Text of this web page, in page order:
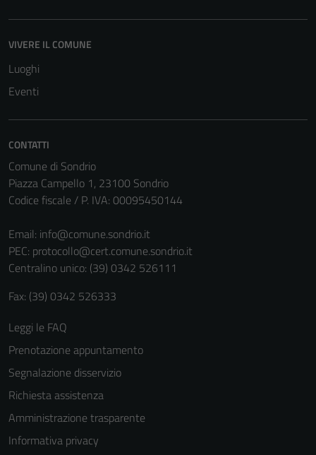
VIVERE IL COMUNE
Luoghi
Eventi
CONTATTI
Comune di Sondrio
Piazza Campello 1, 23100 Sondrio
Codice fiscale / P. IVA: 00095450144
Email: info@comune.sondrio.it
PEC: protocollo@cert.comune.sondrio.it
Centralino unico: (39) 0342 526111
Fax: (39) 0342 526333
Leggi le FAQ
Prenotazione appuntamento
Segnalazione disservizio
Richiesta assistenza
Amministrazione trasparente
Informativa privacy
informazioni